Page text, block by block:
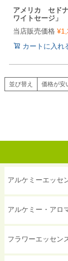
アメリカ セド
ワイトセージ」
当店販売価格 ¥
カートに入れ
並び替え 価格が安
アルケミーエッセ
アルケミー・アロ
フラワーエッセン